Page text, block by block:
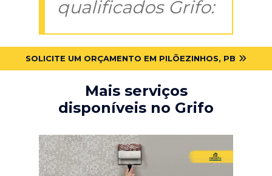
qualificados Grifo:
SOLICITE UM ORÇAMENTO EM PILÕEZINHOS, PB
Mais serviços
disponíveis no Grifo